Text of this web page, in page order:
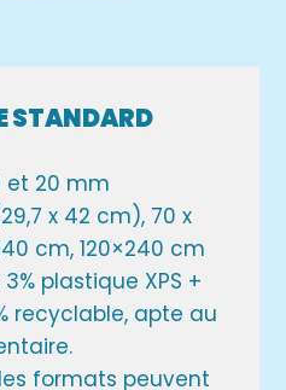
STANDARD
et 20 mm
x 42 cm), 70 x
cm, 120×240 cm
plastique XPS +
recyclable, apte au
formats peuvent